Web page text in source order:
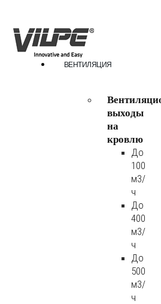
ВЕНТИЛЯЦИЯ
выходы
на
кровлю
До
100
м3/
ч
До
400
м3/
ч
До
500
м3/
ч